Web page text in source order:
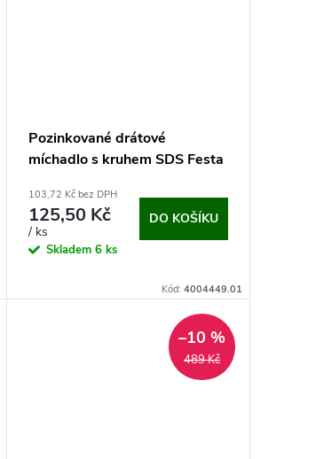
Pozinkované drátové
míchadlo s kruhem SDS Festa
103,72 Kč bez DPH
125,50 Kč
/ ks
Skladem 6 ks
DO KOŠÍKU
Kód: 4004449.01
489 Kč
–10 %